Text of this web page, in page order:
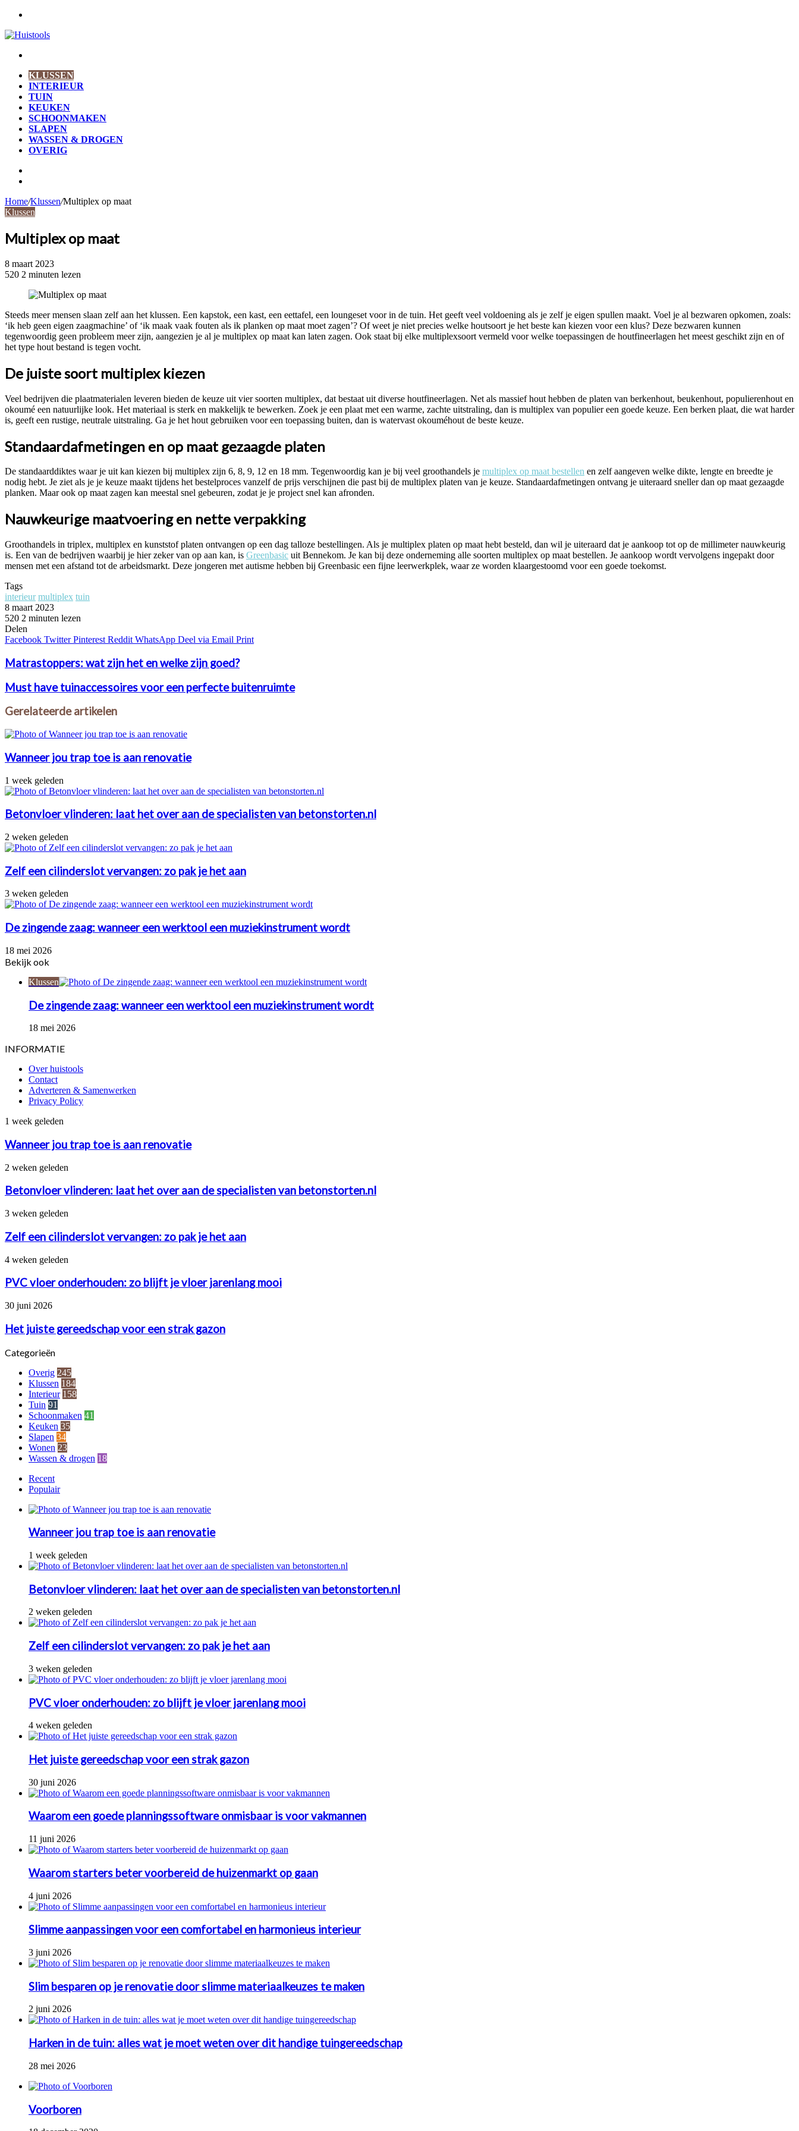
KLUSSEN
INTERIEUR
TUIN
KEUKEN
SCHOONMAKEN
SLAPEN
WASSEN & DROGEN
OVERIG
Home/Klussen/Multiplex op maat
Klussen
Multiplex op maat
8 maart 2023
520 2 minuten lezen
Steeds meer mensen slaan zelf aan het klussen. Een kapstok, een kast, een eettafel, een loungeset voor in de tuin. Het geeft veel voldoening als je zelf je eigen spullen maakt. Voel je al bezwaren opkomen, zoals:
‘ik heb geen eigen zaagmachine’ of ‘ik maak vaak fouten als ik planken op maat moet zagen’? Of weet je niet precies welke houtsoort je het beste kan kiezen voor een klus? Deze bezwaren kunnen
tegenwoordig geen probleem meer zijn, aangezien je al je multiplex op maat kan laten zagen. Ook staat bij elke multiplexsoort vermeld voor welke toepassingen de houtfineerlagen het meest geschikt zijn en of
het type hout bestand is tegen vocht.
De juiste soort multiplex kiezen
Veel bedrijven die plaatmaterialen leveren bieden de keuze uit vier soorten multiplex, dat bestaat uit diverse houtfineerlagen. Net als massief hout hebben de platen van berkenhout, beukenhout, populierenhout en
okoumé een natuurlijke look. Het materiaal is sterk en makkelijk te bewerken. Zoek je een plaat met een warme, zachte uitstraling, dan is multiplex van populier een goede keuze. Een berken plaat, die wat harder
is, geeft een rustige, neutrale uitstraling. Ga je het hout gebruiken voor een toepassing buiten, dan is watervast okouméhout de beste keuze.
Standaardafmetingen en op maat gezaagde platen
De standaarddiktes waar je uit kan kiezen bij multiplex zijn 6, 8, 9, 12 en 18 mm. Tegenwoordig kan je bij veel groothandels je multiplex op maat bestellen en zelf aangeven welke dikte, lengte en breedte je
nodig hebt. Je ziet als je je keuze maakt tijdens het bestelproces vanzelf de prijs verschijnen die past bij de multiplex platen van je keuze. Standaardafmetingen ontvang je uiteraard sneller dan op maat gezaagde
planken. Maar ook op maat zagen kan meestal snel gebeuren, zodat je je project snel kan afronden.
Nauwkeurige maatvoering en nette verpakking
Groothandels in triplex, multiplex en kunststof platen ontvangen op een dag talloze bestellingen. Als je multiplex platen op maat hebt besteld, dan wil je uiteraard dat je aankoop tot op de millimeter nauwkeurig
is. Een van de bedrijven waarbij je hier zeker van op aan kan, is Greenbasic uit Bennekom. Je kan bij deze onderneming alle soorten multiplex op maat bestellen. Je aankoop wordt vervolgens ingepakt door
mensen met een afstand tot de arbeidsmarkt. Deze jongeren met autisme hebben bij Greenbasic een fijne leerwerkplek, waar ze worden klaargestoomd voor een goede toekomst.
Tags
interieur multiplex tuin
8 maart 2023
520 2 minuten lezen
Facebook
Twitter
Pinterest
WhatsApp
Delen
Facebook Twitter Pinterest Reddit WhatsApp Deel via Email Print
Matrastoppers: wat zijn het en welke zijn goed?
Must have tuinaccessoires voor een perfecte buitenruimte
Gerelateerde artikelen
Wanneer jou trap toe is aan renovatie
1 week geleden
Betonvloer vlinderen: laat het over aan de specialisten van betonstorten.nl
2 weken geleden
Zelf een cilinderslot vervangen: zo pak je het aan
3 weken geleden
De zingende zaag: wanneer een werktool een muziekinstrument wordt
18 mei 2026
Bekijk ook
Klussen
De zingende zaag: wanneer een werktool een muziekinstrument wordt
18 mei 2026
INFORMATIE
Over huistools
Contact
Adverteren & Samenwerken
Privacy Policy
Wanneer
trap
toe
is
aan
renovatie
1 week geleden
Wanneer jou trap toe is aan renovatie
Betonvloer
laat
het
over
de
specialisten
betonstorten.nl
2 weken geleden
Betonvloer vlinderen: laat het over aan de specialisten van betonstorten.nl
Zelf
cilinderslot
vervangen:
zo
pak
je
het
3 weken geleden
Zelf een cilinderslot vervangen: zo pak je het aan
PVC
onderhouden:
zo
blijft
vloer
jarenlang
4 weken geleden
PVC vloer onderhouden: zo blijft je vloer jarenlang mooi
Het
gereedschap
voor
een
strak
30 juni 2026
Het juiste gereedschap voor een strak gazon
Categorieën
Overig 245
Klussen 184
Interieur 158
Tuin 91
Schoonmaken 41
Keuken 35
Slapen 34
Wonen 23
Wassen & drogen 18
Recent
Populair
Wanneer jou trap toe is aan renovatie
1 week geleden
Betonvloer vlinderen: laat het over aan de specialisten van betonstorten.nl
2 weken geleden
Zelf een cilinderslot vervangen: zo pak je het aan
3 weken geleden
PVC vloer onderhouden: zo blijft je vloer jarenlang mooi
4 weken geleden
Het juiste gereedschap voor een strak gazon
30 juni 2026
Waarom een goede planningssoftware onmisbaar is voor vakmannen
11 juni 2026
Waarom starters beter voorbereid de huizenmarkt op gaan
4 juni 2026
Slimme aanpassingen voor een comfortabel en harmonieus interieur
3 juni 2026
Slim besparen op je renovatie door slimme materiaalkeuzes te maken
2 juni 2026
Harken in de tuin: alles wat je moet weten over dit handige tuingereedschap
28 mei 2026
Voorboren